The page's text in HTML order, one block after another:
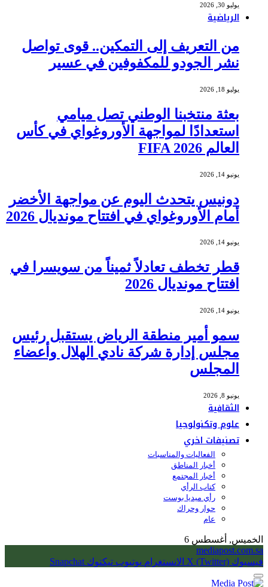
يوليو 30, 2026
الرياضية
من التعريف إلى التمكين.. قوى تواصل
نشر الجودو للمكفوفين في عسير
يوليو 18, 2026
بعثة منتخبنا الوطني تصل ميامي
استعدادًا لمواجهة الأوروغواي في كأس
العالم FIFA 2026
يونيو 14, 2026
دونيس يتحدث اليوم عن مواجهة الأخضر
أمام الأوروغواي في افتتاح مونديال 2026
يونيو 14, 2026
قطر تخطف تعادلاً ثميناً من سويسرا في
افتتاح مونديال 2026
يونيو 14, 2026
سمو أمير منطقة الرياض يستقبل رئيس
مجلس إدارة شركة نادي الهلال وأعضاء
المجلس
يونيو 8, 2026
الثقافية
علوم وتكنولوجيا
تصنيفات اخري
الفعاليات والمناسبات
أخبار المناطق
أخبار المجتمع
كتاب الرأي
رأي ميديا بوست
حوار وحراك
عام
الخميس, أغسطس 6
mediapost.com.sa
فيسبوك X (Twitter) الانستغرام يوتيوب تيكتوك Snapchat